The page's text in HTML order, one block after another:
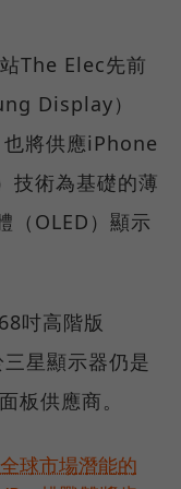
The Elec先前
Display）
將供應iPhone
技術為基礎的薄
（OLED）顯示
吋高階版
星顯示器仍是
供應商。
球市場潛能的